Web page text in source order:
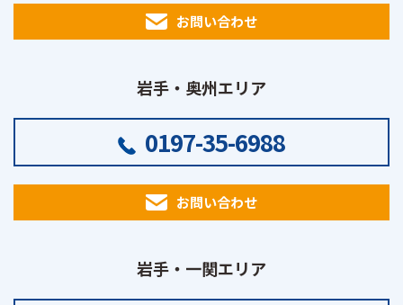
お問い合わせ
岩手・奥州エリア
0197-35-6988
お問い合わせ
岩手・一関エリア